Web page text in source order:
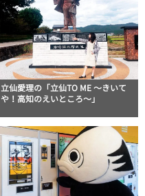
立仙愛理の「立仙TO ME 〜きいて
や！高知のえいところ〜」